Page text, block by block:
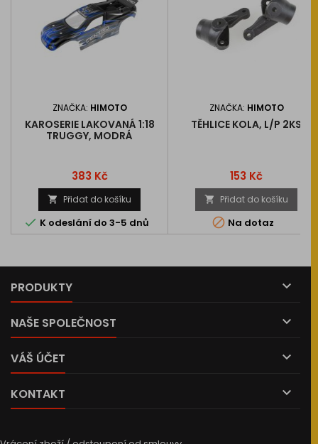
ZNAČKA: HIMOTO
KAROSERIE LAKOVANÁ 1:18
TRUGGY, MODRÁ
Cena
383 Kč
 Přidat do košíku
 K odeslání do 3-5 dnů
ZNAČKA: HIMOTO
TĚHLICE KOLA, L/P 2KS
Cena
153 Kč
 Přidat do košíku
 Na dotaz
PRODUKTY 
NAŠE SPOLEČNOST 
VÁŠ ÚČET 
KONTAKT 